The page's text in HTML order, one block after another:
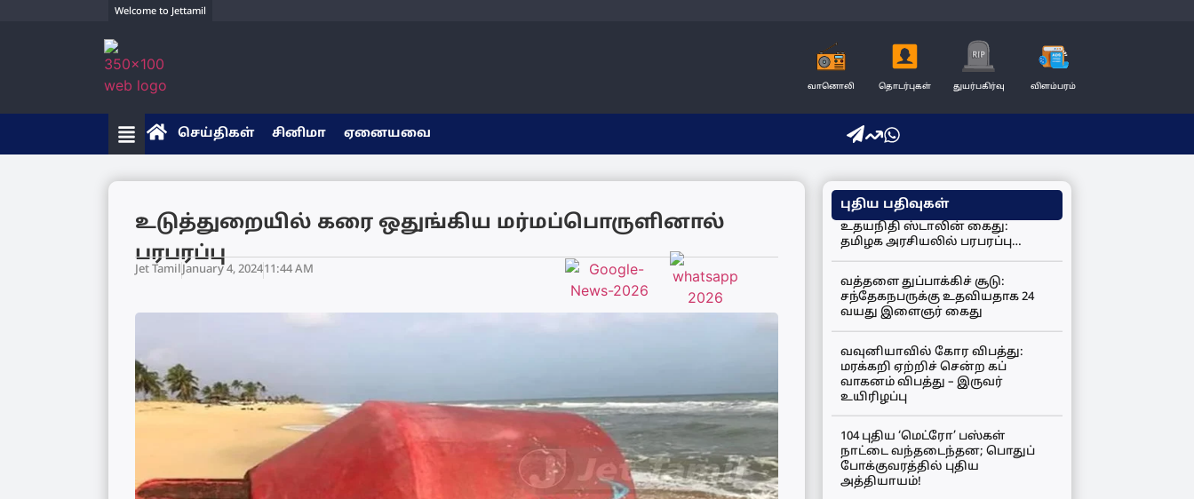
Welcome to Jettamil
வானொலி தொடர்புகள் துயர்பகிர்வு விளம்பரம்
செய்திகள் சினிமா ஏனையவை
உடுத்துறையில் கரை ஒதுங்கிய மர்மப்பொருளினால்
பரபரப்பு
Jet TamilJanuary 4, 202411:44 AM
புதிய பதிவுகள்
உதயநிதி ஸ்டாலின் கைது:
தமிழக அரசியலில் பரபரப்பு…
வத்தளை துப்பாக்கிச் சூடு:
சந்தேகநபருக்கு உதவியதாக 24
வயது இளைஞர் கைது
வவுனியாவில் கோர விபத்து:
மரக்கறி ஏற்றிச் சென்ற கப்
வாகனம் விபத்து – இருவர்
உயிரிழப்பு
104 புதிய ‘மெட்ரோ’ பஸ்கள்
நாட்டை வந்தடைந்தன; பொதுப்
போக்குவரத்தில் புதிய
அத்தியாயம்!